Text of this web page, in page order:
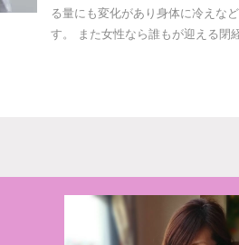
る量にも変化があり身体に冷えな
す。 また女性なら誰もが迎える閉